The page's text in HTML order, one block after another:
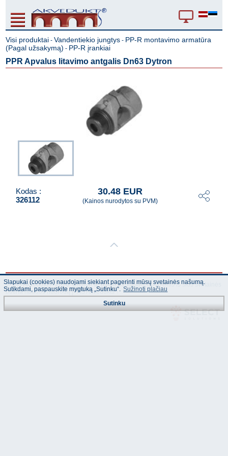
Visi produktai -Vandentiekio jungtys - PP-R montavimo armatūra
(Pagal užsakymą) - PP-R įrankiai
PPR Apvalus litavimo antgalis Dn63 Dytron
Kodas :
326112
30.48 EUR
(Kainos nurodytos su PVM)
© "AS Akvedukts" 2026. Dalinai ar pilnai naudojant duomenis iš šios svetainės
būtina naudoti nuorodą Į "AS Akvedukts"!
Slapukai (cookies) naudojami siekiant pagerinti mūsų svetainės našumą.
Sutikdami, paspauskite mygtuką „Sutinku“. Sužinoti plačiau
Sutinku